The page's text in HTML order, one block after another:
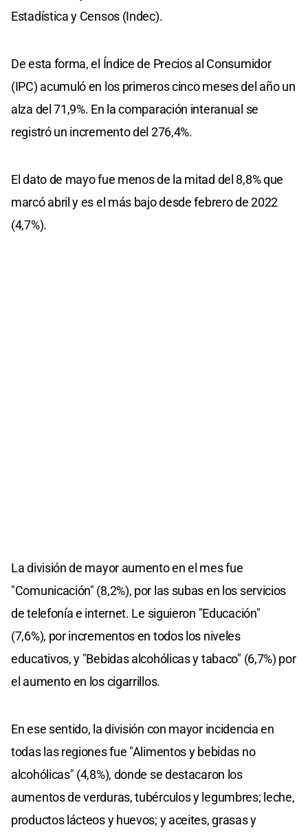
Estadística y Censos (Indec).
De esta forma, el Índice de Precios al Consumidor
(IPC) acumuló en los primeros cinco meses del año un
alza del 71,9%. En la comparación interanual se
registró un incremento del 276,4%.
El dato de mayo fue menos de la mitad del 8,8% que
marcó abril y es el más bajo desde febrero de 2022
(4,7%).
La división de mayor aumento en el mes fue
"Comunicación" (8,2%), por las subas en los servicios
de telefonía e internet. Le siguieron "Educación"
(7,6%), por incrementos en todos los niveles
educativos, y "Bebidas alcohólicas y tabaco" (6,7%) por
el aumento en los cigarrillos.
En ese sentido, la división con mayor incidencia en
todas las regiones fue "Alimentos y bebidas no
alcohólicas" (4,8%), donde se destacaron los
aumentos de verduras, tubérculos y legumbres; leche,
productos lácteos y huevos; y aceites, grasas y